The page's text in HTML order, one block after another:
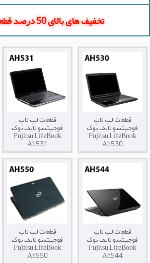
تخفیف های بالای 50 درصد قطعات تبلت
قطعات لپ تاپ
فوجیتسو لایف بوک
Fujitsu LifeBook
Ah530
قطعات لپ تاپ
فوجیتسو لایف بوک
Fujitsu LifeBook
Ah531
قطعات لپ تاپ
فوجیتسو لایف بوک
Fujitsu LifeBook
Ah544
قطعات لپ تاپ
فوجیتسو لایف بوک
Fujitsu LifeBook
Ah550